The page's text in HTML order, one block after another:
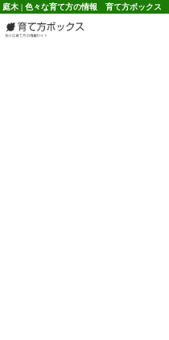
庭木 | 色々な育て方の情報 育て方ボックス